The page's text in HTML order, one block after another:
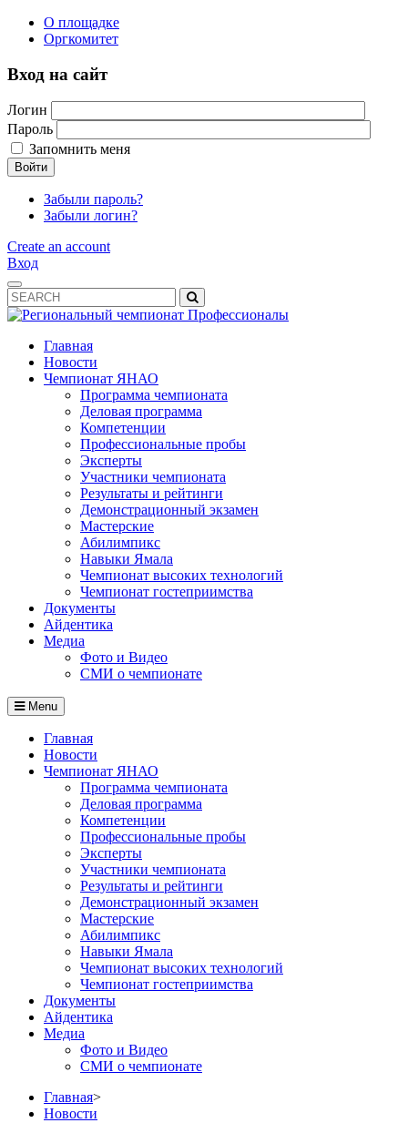
О площадке
Оргкомитет
Вход на сайт
Логин
Пароль
Запомнить меня
Войти
Забыли пароль?
Забыли логин?
Create an account
Вход
Главная
Новости
Чемпионат ЯНАО
Программа чемпионата
Деловая программа
Компетенции
Профессиональные пробы
Эксперты
Участники чемпионата
Результаты и рейтинги
Демонстрационный экзамен
Мастерские
Абилимпикс
Навыки Ямала
Чемпионат высоких технологий
Чемпионат гостеприимства
Документы
Айдентика
Медиа
Фото и Видео
СМИ о чемпионате
Menu
Главная
Новости
Чемпионат ЯНАО
Программа чемпионата
Деловая программа
Компетенции
Профессиональные пробы
Эксперты
Участники чемпионата
Результаты и рейтинги
Демонстрационный экзамен
Мастерские
Абилимпикс
Навыки Ямала
Чемпионат высоких технологий
Чемпионат гостеприимства
Документы
Айдентика
Медиа
Фото и Видео
СМИ о чемпионате
Главная>
Новости